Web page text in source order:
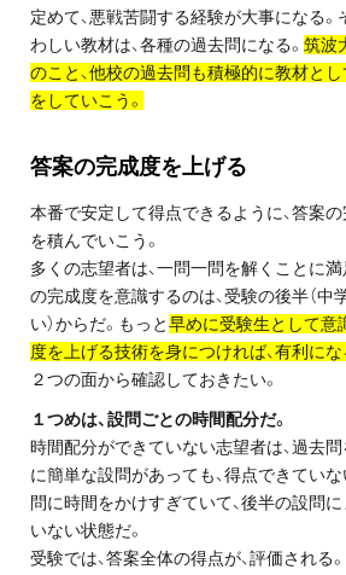
プロ教師が
公式LINE＠
0120-11-
受付:9:30～21:30(定休:日曜
お問い合わせ・資料
無料体験授業とは
定めて、悪戦苦闘する経験が大事になる
わしい教材は、各種の過去問になる。 筑波
のこと、他校の過去問も積極的に教材とし
をしていこう。
答案の完成度を上げる
本番で安定して得点できるように、答案
を積んでいこう。
多くの志望者は、一問一問を解くことに
の完成度を意識するのは、受験の後半（中
い）からだ。もっと早めに受験生として意
度を上げる技術を身につければ、有利にな
２つの面から確認しておきたい。
１つめは、設問ごとの時間配分だ。
時間配分ができていない志望者は、過去
に簡単な設問があっても、得点できていな
問に時間をかけすぎていて、後半の設問
いない状態だ。
受験では、答案全体の得点が、評価される